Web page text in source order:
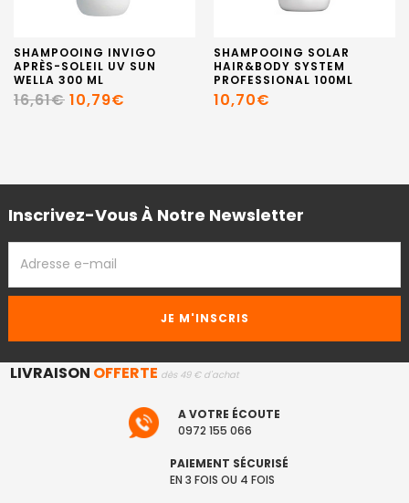
SHAMPOOING INVIGO
APRÈS-SOLEIL UV SUN
WELLA 300 ML
16,61€ 10,79€
SHAMPOOING SOLAR
HAIR&BODY SYSTEM
PROFESSIONAL 100ML
10,70€
Inscrivez-Vous À Notre Newsletter
EMAIL
LIVRAISON OFFERTE dès 49 € d'achat
A VOTRE ÉCOUTE
0972 155 066
PAIEMENT SÉCURISÉ
EN 3 FOIS OU 4 FOIS